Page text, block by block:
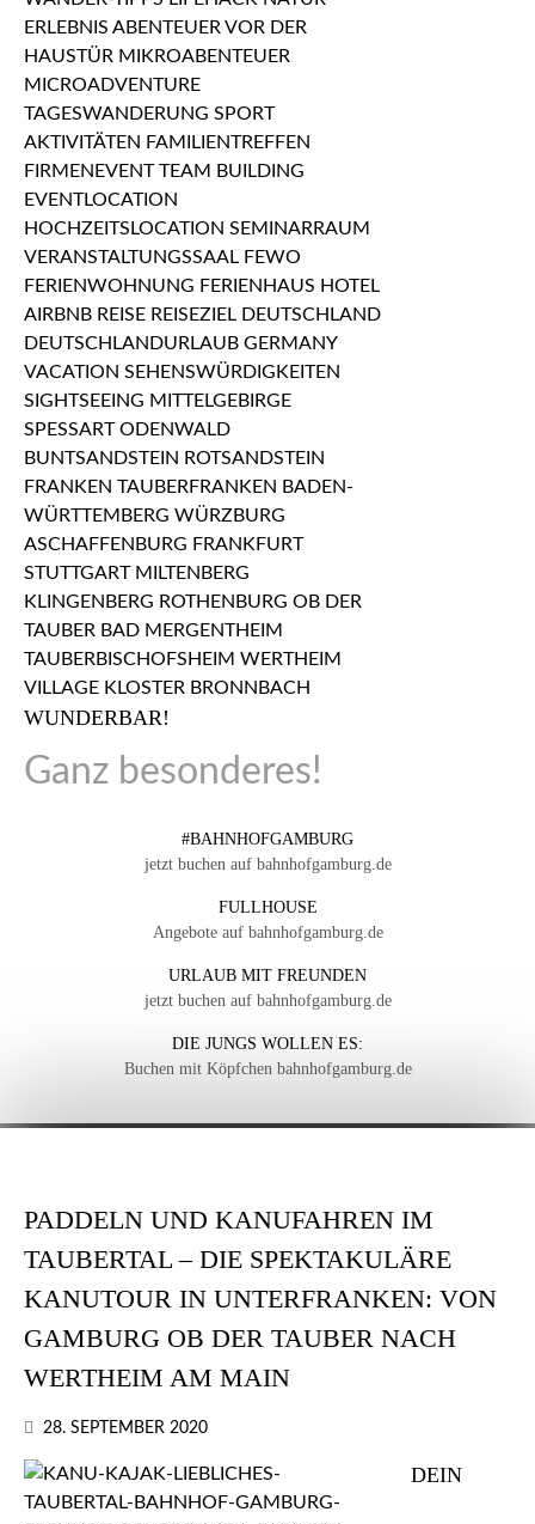
WUNDERBAR!
Ganz besonderes!
#BAHNHOFGAMBURG
jetzt buchen auf bahnhofgamburg.de
FULLHOUSE
Angebote auf bahnhofgamburg.de
URLAUB MIT FREUNDEN
jetzt buchen auf bahnhofgamburg.de
DIE JUNGS WOLLEN ES:
Buchen mit Köpfchen bahnhofgamburg.de
PADDELN UND KANUFAHREN IM
TAUBERTAL – DIE SPEKTAKULÄRE
KANUTOUR IN UNTERFRANKEN: VON
GAMBURG OB DER TAUBER NACH
WERTHEIM AM MAIN
28. SEPTEMBER 2020
DEIN